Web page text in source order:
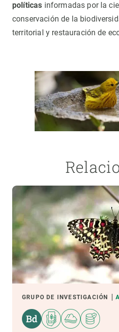
políticas informadas por la
conservación de la
territorial y restauración de
GRUPO DE INVESTIGACIÓN